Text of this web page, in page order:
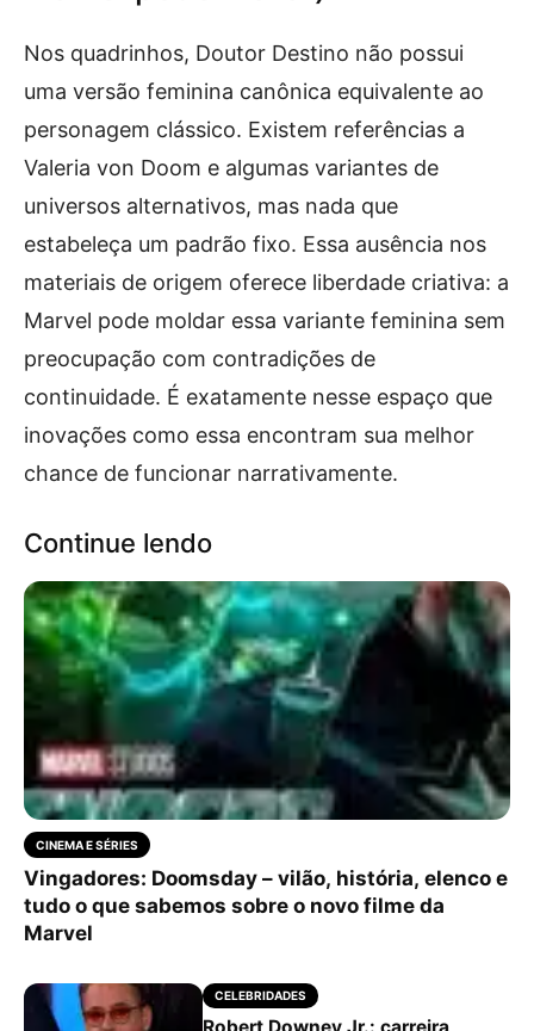
Nos quadrinhos, Doutor Destino não possui
uma versão feminina canônica equivalente ao
personagem clássico. Existem referências a
Valeria von Doom e algumas variantes de
universos alternativos, mas nada que
estabeleça um padrão fixo. Essa ausência nos
materiais de origem oferece liberdade criativa: a
Marvel pode moldar essa variante feminina sem
preocupação com contradições de
continuidade. É exatamente nesse espaço que
inovações como essa encontram sua melhor
chance de funcionar narrativamente.
Continue lendo
CINEMA E SÉRIES
Vingadores: Doomsday – vilão, história, elenco e
tudo o que sabemos sobre o novo filme da
Marvel
CELEBRIDADES